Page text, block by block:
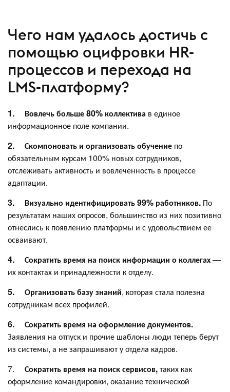
Чего нам удалось достичь с
помощью оцифровки HR-
процессов и перехода на
LMS-платформу?
1. Вовлечь больше 80% коллектива в единое
информационное поле компании.
2. Скомпоновать и организовать обучение по
обязательным курсам 100% новых сотрудников,
отслеживать активность и вовлеченность в процессе
адаптации.
3. Визуально идентифицировать 99% работников. По
результатам наших опросов, большинство из них позитивно
отнеслись к появлению платформы и с удовольствием ее
осваивают.
4. Сократить время на поиск информации о коллегах—
их контактах и принадлежности к отделу.
5. Организовать базу знаний, которая стала полезна
сотрудникам всех профилей.
6. Сократить время на оформление документов.
Заявления на отпуск и прочие шаблоны люди теперь берут
из системы, а не запрашивают у отдела кадров.
7. Сократить время на поиск сервисов,таких как
оформление командировки, оказание технической